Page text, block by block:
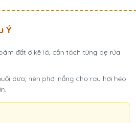
Ý
đất ở kẽ lá, cần tách từng bẹ rửa
dưa, nên phơi nắng cho rau hơi héo